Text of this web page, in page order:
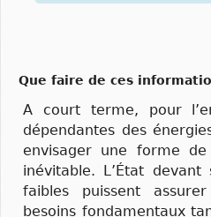
Que faire de ces
A court terme, pour
dépendantes des
envisager une forme
inévitable. L’État devant
faibles puissent
besoins fondamentaux